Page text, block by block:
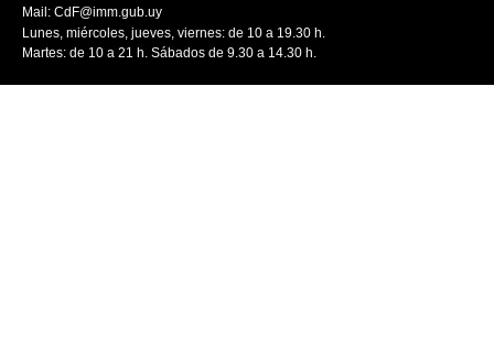
Mail: CdF@imm.gub.uy
Lunes, miércoles, jueves, viernes: de 10 a 19.30 h.
Martes: de 10 a 21 h. Sábados de 9.30 a 14.30 h.